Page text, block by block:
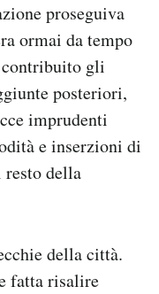
proseguiva
ormai da tempo
contribuito gli
posteriori,
imprudenti
e inserzioni di
della
della città.
fatta risalire